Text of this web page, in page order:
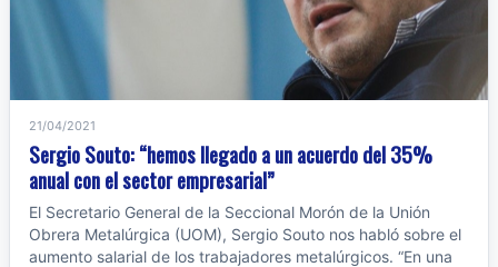
21/04/2021
Sergio Souto: “hemos llegado a un acuerdo del 35%
anual con el sector empresarial”
El Secretario General de la Seccional Morón de la Unión
Obrera Metalúrgica (UOM), Sergio Souto nos habló sobre el
aumento salarial de los trabajadores metalúrgicos. “En una